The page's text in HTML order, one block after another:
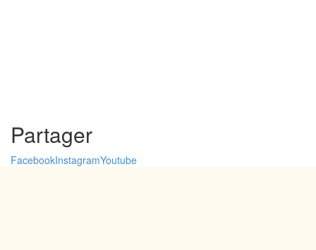
Partager
FacebookInstagramYoutube